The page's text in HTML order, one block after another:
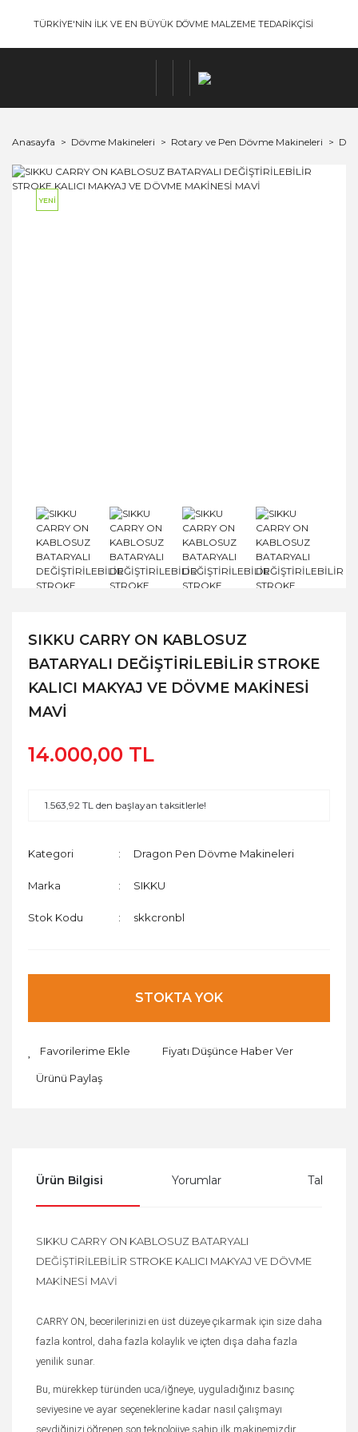
TÜRKİYE'NİN İLK VE EN BÜYÜK DÖVME MALZEME TEDARİKÇİSİ
Anasayfa Dövme Makineleri Rotary ve Pen Dövme Makineleri
YENİ
SIKKU CARRY ON KABLOSUZ
BATARYALI DEĞİŞTİRİLEBİLİR STROKE
KALICI MAKYAJ VE DÖVME MAKİNESİ
MAVİ
14.000,00 TL
1.563,92 TL den başlayan taksitlerle!
Kategori Dragon Pen Dövme Makineleri
Marka SIKKU
Stok Kodu skkcronbl
STOKTA YOK
Fiyatı Düşünce Haber Ver
Ürünü Paylaş
Ürün Bilgisi Yorumlar Taksit
SIKKU CARRY ON KABLOSUZ BATARYALI
DEĞİŞTİRİLEBİLİR STROKE KALICI MAKYAJ VE DÖVME
MAKİNESİ MAVİ
CARRY ON, becerilerinizi en üst düzeye çıkarmak için size daha
fazla kontrol, daha fazla kolaylık ve içten dışa daha fazla
yenilik sunar.
Bu, mürekkep türünden uca/iğneye, uyguladığınız basınç
seviyesine ve ayar seçeneklerine kadar nasıl çalışmayı
sevdiğinizi öğrenen son teknolojiye sahip ilk makinemizdir.